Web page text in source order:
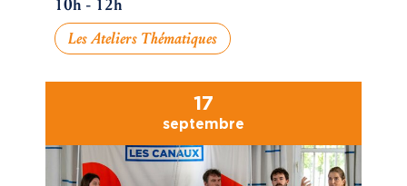
10h - 12h
Les Ateliers Thématiques
17
septembre